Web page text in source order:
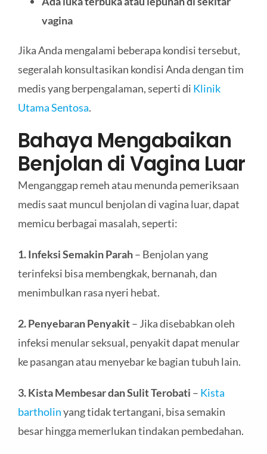
vagina
Jika Anda mengalami beberapa kondisi tersebut,
segeralah konsultasikan kondisi Anda dengan tim
medis yang berpengalaman, seperti di Klinik
Utama Sentosa.
Bahaya Mengabaikan
Benjolan di Vagina Luar
Menganggap remeh atau menunda pemeriksaan
medis saat muncul benjolan di vagina luar, dapat
memicu berbagai masalah, seperti:
1. Infeksi Semakin Parah– Benjolan yang
terinfeksi bisa membengkak, bernanah, dan
menimbulkan rasa nyeri hebat.
2. Penyebaran Penyakit– Jika disebabkan oleh
infeksi menular seksual, penyakit dapat menular
ke pasangan atau menyebar ke bagian tubuh lain.
3. Kista Membesar dan Sulit Terobati – Kista
bartholinyang tidak tertangani, bisa semakin
besar hingga memerlukan tindakan pembedahan.